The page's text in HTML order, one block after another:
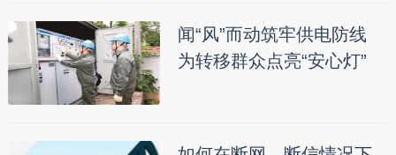
闻“风”而动筑牢供电防线
为转移群众点亮“安心灯”